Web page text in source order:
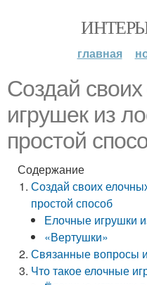
главная
Создай
игрушек из
простой
Содержание
Создай своих
простой способ
Елочные игрушки
«Вертушки»
Связанные вопросы
Что такое елочные